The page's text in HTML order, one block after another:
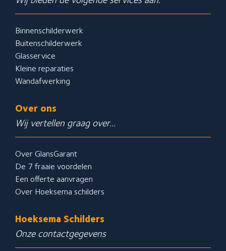
Binnenschilderwerk
Buitenschilderwerk
Glasservice
Kleine reparaties
Wandafwerking
Over ons
Wij vertellen graag over...
Over GlansGarant
De 7 fraaie voordelen
Een offerte aanvragen
Over Hoeksema schilders
Hoeksema Schilders
Onze contactgegevens